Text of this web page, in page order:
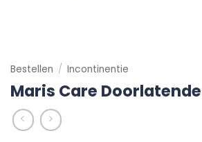
Bestellen / Incontinentie
Maris Care